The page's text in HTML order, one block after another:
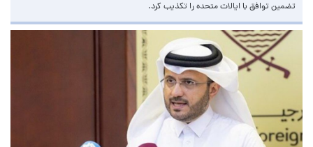
تضمین توافق با ایالات متحده را تکذیب کرد.